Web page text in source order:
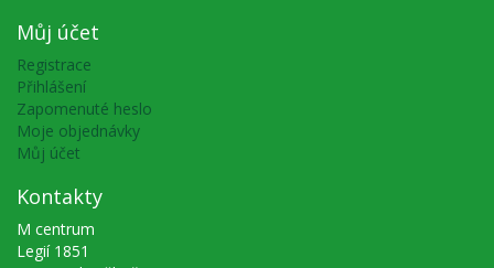
Můj účet
Registrace
Přihlášení
Zapomenuté heslo
Moje objednávky
Můj účet
Kontakty
M centrum
Legií 1851